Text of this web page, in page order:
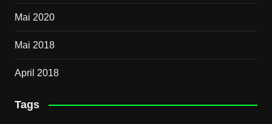
Mai 2020
Mai 2018
April 2018
Tags